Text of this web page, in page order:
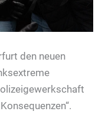
den neuen